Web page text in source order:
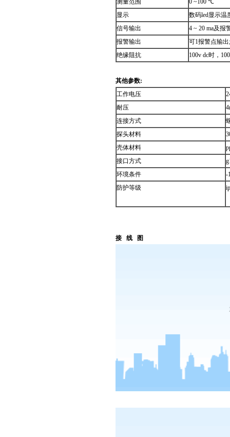
测量范围
0 ~100 ℃
显示
数码led显示温
信号输出
4 ~ 20 ma及报
报警输出
可1报警点输出
绝缘阻抗
100v dc时，
其他参数:
工作电压
耐压
连接方式
探头材料
壳体材料
接口方式
环境条件
-
防护等级
接 线 图